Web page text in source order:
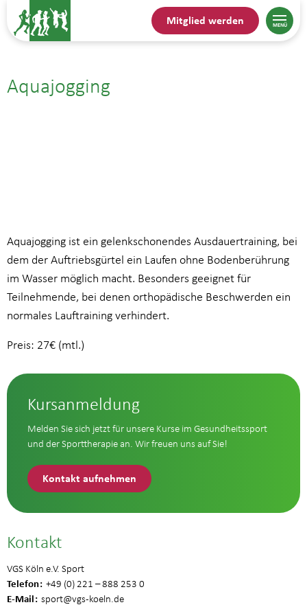
Mitglied werden
Aquajogging
27.08.| 17:15 bis18:00
Aquajogging ist ein gelenkschonendes Ausdauertraining, bei
dem der Auftriebsgürtel ein Laufen ohne Bodenberührung
im Wasser möglich macht. Besonders geeignet für
Teilnehmende, bei denen orthopädische Beschwerden ein
normales Lauftraining verhindert.
Preis: 27€ (mtl.)
Kursanmeldung
Melden Sie sich jetzt für unsere Kurse im Gesundheitssport
und der Sporttherapie an. Wir freuen uns auf Sie!
Kontakt aufnehmen
Kontakt
VGS Köln e.V. Sport
Telefon +49 (0) 221 – 888 253 0
E-Mail sport@vgs-koeln.de